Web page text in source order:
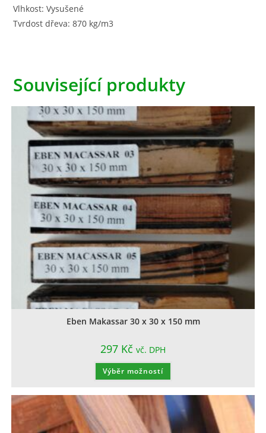
Vlhkost: Vysušené
Tvrdost dřeva: 870 kg/m3
Související produkty
Eben Makassar 30 x 30 x 150 mm
297 Kč vč. DPH
Výběr možností